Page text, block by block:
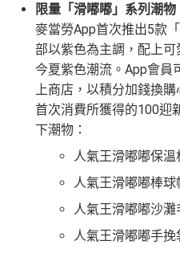
限量「滑嘟嘟」系列潮物
麥當勞App首次推出5款
部以紫色為主調，配上
今夏紫色潮流。App會員
上商店，以積分加錢換
首次消費所獲得的100迎
下潮物：
人氣王滑嘟嘟保
人氣王滑嘟嘟棒
人氣王滑嘟嘟沙
人氣王滑嘟嘟手